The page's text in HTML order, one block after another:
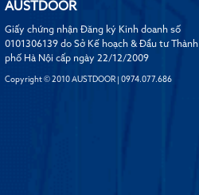
AUSTDOOR
Giấy chứng nhận Đăng ký Kinh doanh số
0101306139 do Sở Kế hoạch & Đầu tư Thành
phố Hà Nội cấp ngày 22/12/2009
Copyright © 2010 AUSTDOOR | 0974.077.686